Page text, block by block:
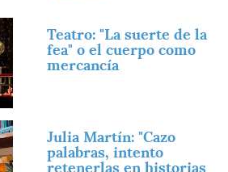
Teatro: "La suerte de la
fea" o el cuerpo como
mercancía
Julia Martín: "Cazo
palabras, intento
retenerlas en historias